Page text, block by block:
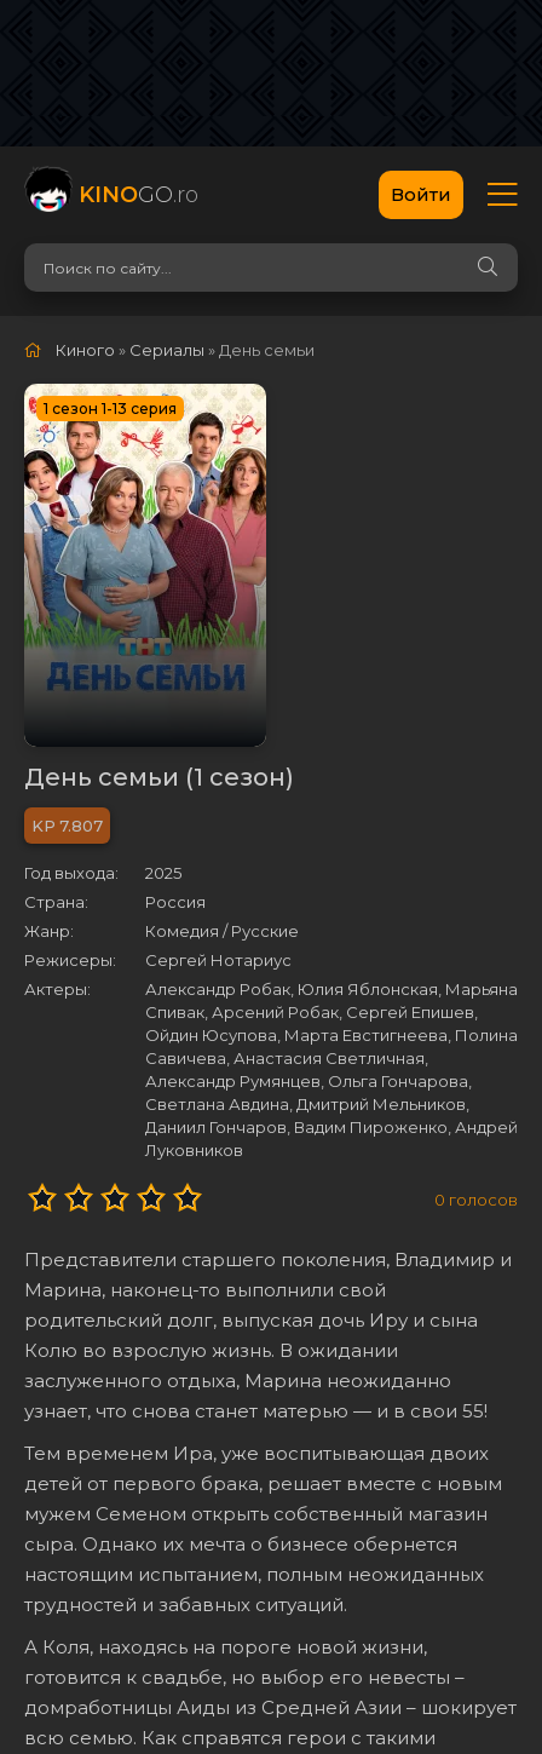
KINOGO.ro Войти
Киного » Сериалы » День семьи
1 сезон 1-13 серия
День семьи (1 сезон)
7.807
Год выхода:
2025
Страна:
Россия
Жанр:
Комедия / Русские
Режисеры:
Сергей Нотариус
Актеры:
Александр Робак, Юлия Яблонская, Марьяна
Спивак, Арсений Робак, Сергей Епишев,
Ойдин Юсупова, Марта Евстигнеева, Полина
Савичева, Анастасия Светличная,
Александр Румянцев, Ольга Гончарова,
Светлана Авдина, Дмитрий Мельников,
Даниил Гончаров, Вадим Пироженко, Андрей
Луковников
0 голосов
Представители старшего поколения, Владимир и
Марина, наконец-то выполнили свой
родительский долг, выпуская дочь Иру и сына
Колю во взрослую жизнь. В ожидании
заслуженного отдыха, Марина неожиданно
узнает, что снова станет матерью — и в свои 55!
Тем временем Ира, уже воспитывающая двоих
детей от первого брака, решает вместе с новым
мужем Семеном открыть собственный магазин
сыра. Однако их мечта о бизнесе обернется
настоящим испытанием, полным неожиданных
трудностей и забавных ситуаций.
А Коля, находясь на пороге новой жизни,
готовится к свадьбе, но выбор его невесты –
домработницы Аиды из Средней Азии – шокирует
всю семью. Как справятся герои с такими